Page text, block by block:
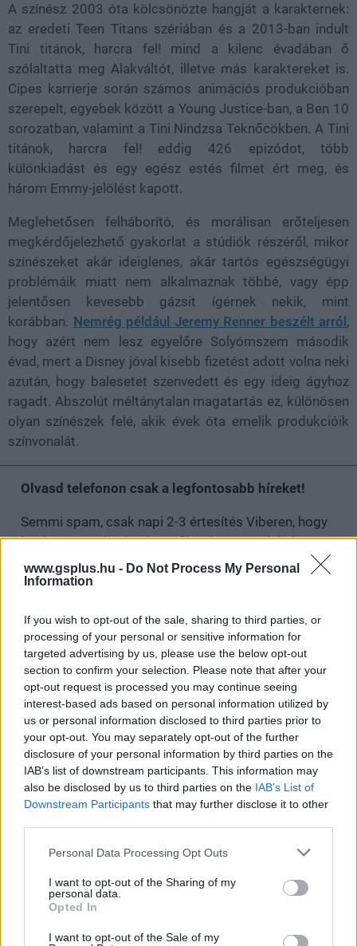
www.gsplus.hu - Do Not Process My Personal
Information
If you wish to opt-out of the sale, sharing to third parties, or
processing of your personal or sensitive information for
targeted advertising by us, please use the below opt-out
section to confirm your selection. Please note that after your
opt-out request is processed you may continue seeing
interest-based ads based on personal information utilized by
us or personal information disclosed to third parties prior to
your opt-out. You may separately opt-out of the further
disclosure of your personal information by third parties on the
IAB’s list of downstream participants. This information may
also be disclosed by us to third parties on the IAB’s List of
Downstream Participants that may further disclose it to other
Please note that this website/app uses one or more Google
not limited to your visit or usage behaviour. You may click to
grant or deny consent to Google and its third-party tags to
use your data for below specified purposes in below Google
consent section.
Personal Data Processing Opt Outs
I want to opt-out of the Sharing of my
personal data.
Opted In
I want to opt-out of the Sale of my
A színész 2003 óta kölcsönözte hangját a karakternek:
az eredeti Teen Titans szériában és a 2013-ban indult
Tini titánok, harcra fel! mind a kilenc évadában ő
szólaltatta meg Alakváltót, illetve más karaktereket is.
Cipes karrierje során számos animációs produkcióban
szerepelt, egyebek között a Young Justice-ban, a Ben 10
sorozatban, valamint a Tini Nindzsa Teknőcökben. A Tini
titánok, harcra fel! eddig 426 epizódot, több
különkiadást és egy egész estés filmet ért meg, és
három Emmy-jelölést kapott.
Meglehetősen felháborító, és morálisan erőteljesen
megkérdőjelezhető gyakorlat a stúdiók részéről, mikor
színészeket akár ideiglenes, akár tartós egészségügyi
problémáik miatt nem alkalmaznak többé, vagy épp
jelentősen kevesebb gázsit ígérnek nekik, mint
korábban. Nemrég például Jeremy Renner beszélt arról ,
hogy azért nem lesz egyelőre Solyómszem második
évad, mert a Disney jóval kisebb fizetést adott volna neki
azután, hogy balesetet szenvedett és egy ideig ágyhoz
ragadt. Abszolút méltánytalan magatartás ez, különösen
olyan színészek felé, akik évek óta emelik produkcióik
színvonalát.
Olvasd telefonon csak a legfontosabb híreket!
Semmi spam, csak napi 2-3 értesítés Viberen, hogy
képben maradj a játék- és filmvilág, a geek kultúra
legérdekesebb híreivel.
SMASH by Meló-Diák: Homok, zene és a nyár legjobb
hangulata – Jön a második forduló! (X)
Július végén folytatódik a balatoni strandröplabda-
sorozat.
Címkék: #teen titans go! #tini titánok harcra fel
#greg